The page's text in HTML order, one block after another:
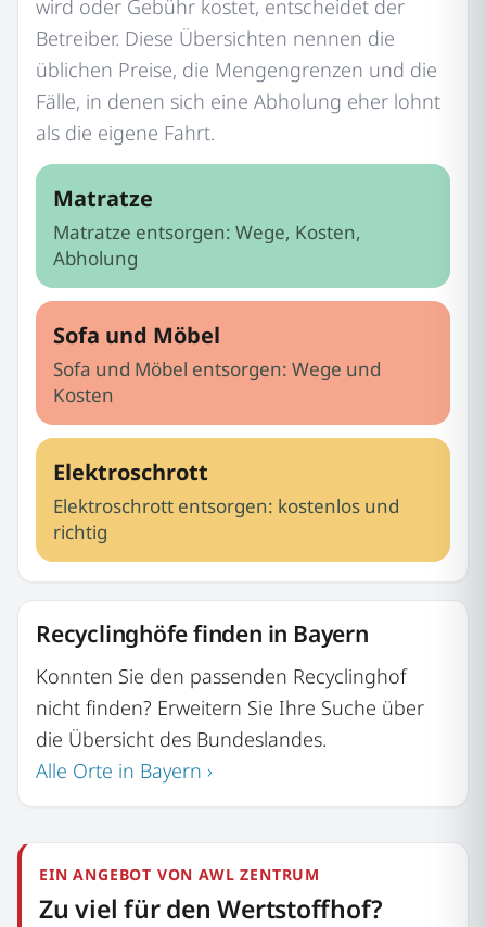
wird oder Gebühr kostet, entscheidet der
Betreiber. Diese Übersichten nennen die
üblichen Preise, die Mengengrenzen und die
Fälle, in denen sich eine Abholung eher lohnt
als die eigene Fahrt.
Matratze
Matratze entsorgen: Wege, Kosten,
Abholung
Sofa und Möbel
Sofa und Möbel entsorgen: Wege und
Kosten
Elektroschrott
Elektroschrott entsorgen: kostenlos und
richtig
Recyclinghöfe finden in Bayern
Konnten Sie den passenden Recyclinghof
nicht finden? Erweitern Sie Ihre Suche über
die Übersicht des Bundeslandes.
Alle Orte in Bayern ›
EIN ANGEBOT VON AWL ZENTRUM
Zu viel für den Wertstoffhof?